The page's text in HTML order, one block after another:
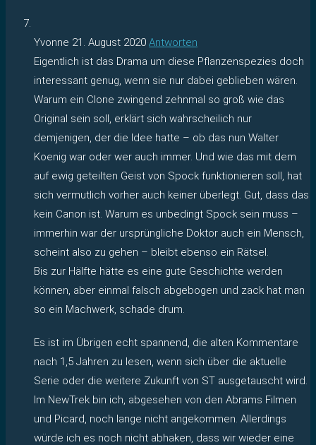
Yvonne 21. August 2020 Antworten
Eigentlich ist das Drama um diese Pflanzenspezies doch
interessant genug, wenn sie nur dabei geblieben wären.
Warum ein Clone zwingend zehnmal so groß wie das
Original sein soll, erklärt sich wahrscheilich nur
demjenigen, der die Idee hatte – ob das nun Walter
Koenig war oder wer auch immer. Und wie das mit dem
auf ewig geteilten Geist von Spock funktionieren soll, hat
sich vermutlich vorher auch keiner überlegt. Gut, dass das
kein Canon ist. Warum es unbedingt Spock sein muss –
immerhin war der ursprüngliche Doktor auch ein Mensch,
scheint also zu gehen – bleibt ebenso ein Rätsel.
Bis zur Hälfte hätte es eine gute Geschichte werden
können, aber einmal falsch abgebogen und zack hat man
so ein Machwerk, schade drum.
Es ist im Übrigen echt spannend, die alten Kommentare
nach 1,5 Jahren zu lesen, wenn sich über die aktuelle
Serie oder die weitere Zukunft von ST ausgetauscht wird.
Im NewTrek bin ich, abgesehen von den Abrams Filmen
und Picard, noch lange nicht angekommen. Allerdings
würde ich es noch nicht abhaken, dass wir wieder eine